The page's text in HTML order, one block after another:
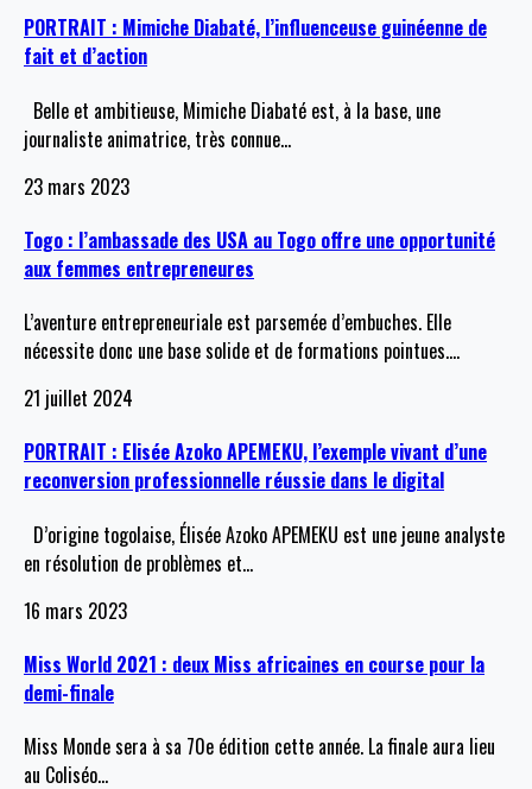
PORTRAIT : Mimiche Diabaté, l’influenceuse guinéenne de
fait et d’action
Belle et ambitieuse, Mimiche Diabaté est, à la base, une
journaliste animatrice, très connue…
23 mars 2023
Togo : l’ambassade des USA au Togo offre une opportunité
aux femmes entrepreneures
L’aventure entrepreneuriale est parsemée d’embuches. Elle
nécessite donc une base solide et de formations pointues.…
21 juillet 2024
PORTRAIT : Elisée Azoko APEMEKU, l’exemple vivant d’une
reconversion professionnelle réussie dans le digital
D’origine togolaise, Élisée Azoko APEMEKU est une jeune analyste
en résolution de problèmes et…
16 mars 2023
Miss World 2021 : deux Miss africaines en course pour la
demi-finale
Miss Monde sera à sa 70e édition cette année. La finale aura lieu
au Coliséo…